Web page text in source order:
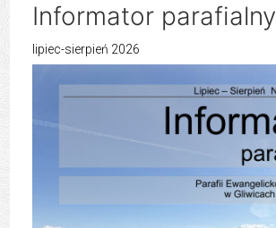
Informator parafialny
lipiec-sierpień 2026